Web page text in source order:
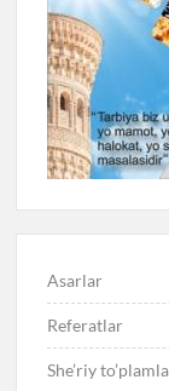
Asarlar
Referatlar
She’riy